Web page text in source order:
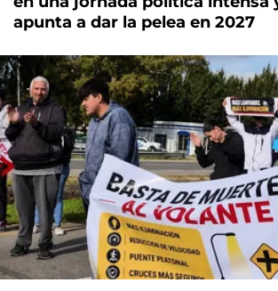
apunta a dar la pelea en 2027